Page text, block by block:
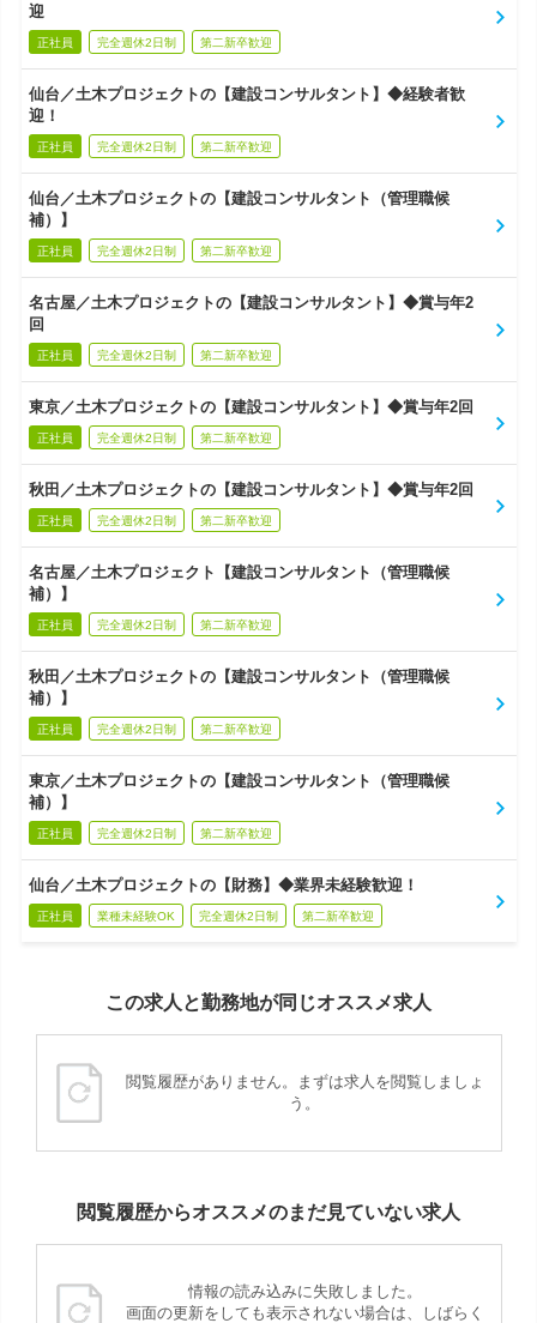
迎
正社員 完全週休2日制 第二新卒歓迎
仙台／土木プロジェクトの【建設コンサルタント】◆経験者歓
迎！
正社員 完全週休2日制 第二新卒歓迎
仙台／土木プロジェクトの【建設コンサルタント（管理職候
補）】
正社員 完全週休2日制 第二新卒歓迎
名古屋／土木プロジェクトの【建設コンサルタント】◆賞与年2
回
正社員 完全週休2日制 第二新卒歓迎
東京／土木プロジェクトの【建設コンサルタント】◆賞与年2回
正社員 完全週休2日制 第二新卒歓迎
秋田／土木プロジェクトの【建設コンサルタント】◆賞与年2回
正社員 完全週休2日制 第二新卒歓迎
名古屋／土木プロジェクト【建設コンサルタント（管理職候
補）】
正社員 完全週休2日制 第二新卒歓迎
秋田／土木プロジェクトの【建設コンサルタント（管理職候
補）】
正社員 完全週休2日制 第二新卒歓迎
東京／土木プロジェクトの【建設コンサルタント（管理職候
補）】
正社員 完全週休2日制 第二新卒歓迎
仙台／土木プロジェクトの【財務】◆業界未経験歓迎！
正社員 業種未経験OK 完全週休2日制 第二新卒歓迎
この求人と勤務地が同じオススメ求人
閲覧履歴がありません。まずは求人を閲覧しましょ
う。
閲覧履歴からオススメのまだ見ていない求人
情報の読み込みに失敗しました。
画面の更新をしても表示されない場合は、しばらく